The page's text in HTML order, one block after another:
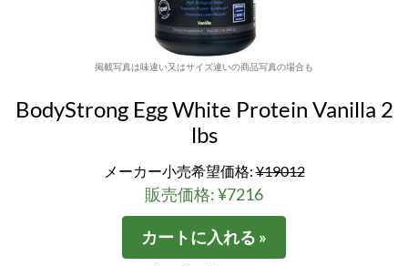
掲載写真は味違い又はサイズ違いの商品写真の場合も
BodyStrong Egg White Protein Vanilla 2
lbs
メーカー小売希望価格:¥19012
販売価格: ¥7216
カートに入れる »